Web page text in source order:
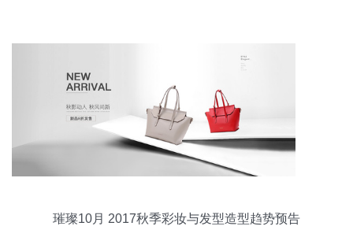
璀璨10月 2017秋季彩妆与发型造型趋势预告